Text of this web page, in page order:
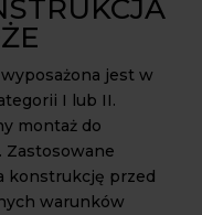
wyposażona jest w
I lub II.
montaż do
Zastosowane
konstrukcję przed
warunków